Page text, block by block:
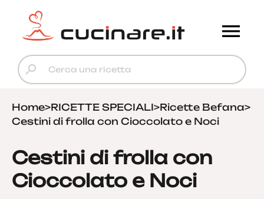
Home>RICETTE SPECIALI>Ricette Befana>
Cestini di frolla con Cioccolato e Noci
Cestini di frolla con
Cioccolato e Noci